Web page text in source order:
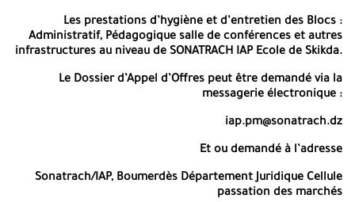
au présent Appel d’Offres. Au titre du présent appel d’offres, les
offres techniques, sans aucune indication de prix et les offres
financières doivent être remises simultanément dans deux plis
Sonatrach/IAP/Ecole de Skikda Les Platanes – Filfila 21042 Skikda
Bureau de Juriste Au plus tard Trente (30) jours à seize heures
techniques sont assorties d’une garantie de soumission de
durée de validité est 150 jours calendaires assortie d’un délai
fixée pour le dépôt des offres. Si le dernier jour, de la date limite
de remise des offres, coïncide avec un jour férié ou un jour de
Les prestations d’hygiène et d’entretien des Blocs :
Administratif, Pédagogique salle de conférences et autres
infrastructures au niveau de SONATRACH IAP Ecole de Skikda.
Le Dossier d’Appel d’Offres peut être demandé via la
messagerie électronique :
iap.pm@sonatrach.dz
Et ou demandé à l’adresse
Sonatrach/IAP, Boumerdès Département Juridique Cellule
passation des marchés